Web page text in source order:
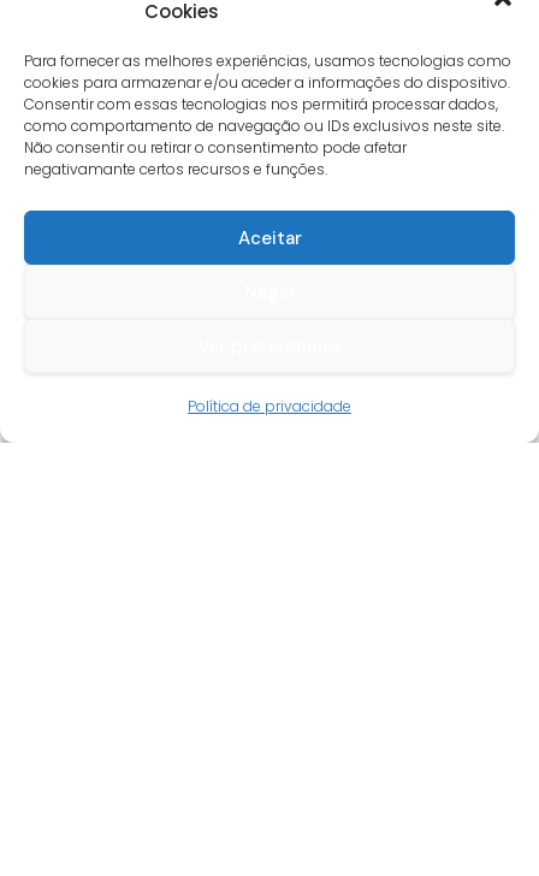
Cookies
Para fornecer as melhores experiências, usamos tecnologias como
cookies para armazenar e/ou aceder a informações do dispositivo.
Consentir com essas tecnologias nos permitirá processar dados,
como comportamento de navegação ou IDs exclusivos neste site.
Não consentir ou retirar o consentimento pode afetar
negativamante certos recursos e funções.
Aceitar
Política de privacidade